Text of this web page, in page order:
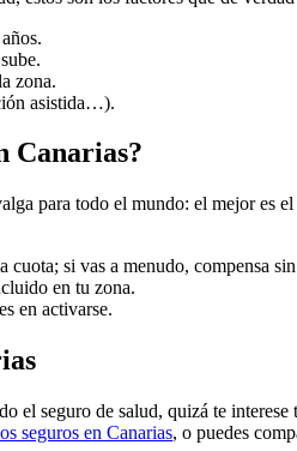
zona.
asistida…).
Canarias?
para todo el mundo: el mejor es
si vas a menudo, compensa
en tu zona.
en activarse.
el seguro de salud, quizá te interese
seguros en Canarias, o puedes